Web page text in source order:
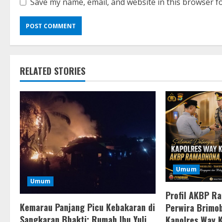
Save my name, email, and website in this browser
RELATED STORIES
Umum
Kemarau Panjang Picu Kebakaran di
Umum
Profil AKBP
Perwira